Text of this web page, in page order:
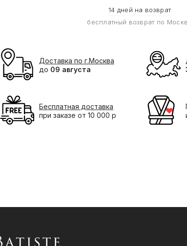
14 дней на возврат
бесплатный возврат по
Доставка по г.Москва
до 09 августа
Бесплатная доставка
при заказе от 10 000 р